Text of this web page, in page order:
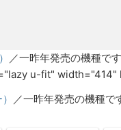
／一昨年発売の機種で
u-fit"
／一昨年発売の機種で